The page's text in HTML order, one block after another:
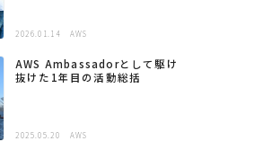
2026.01.14 AWS
AWS Ambassadorとして駆け
抜けた1年目の活動総括
2025.05.20 AWS